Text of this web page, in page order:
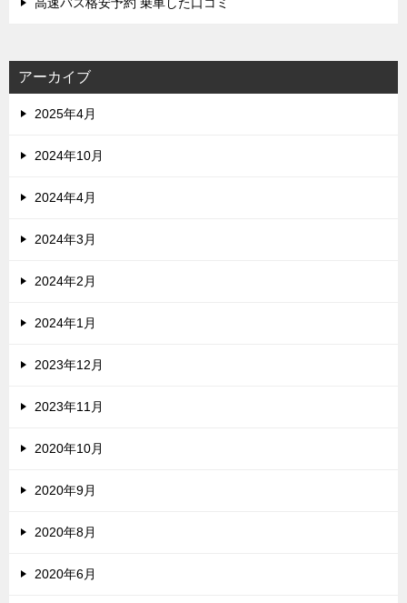
アーカイブ
2025年4月
2024年10月
2024年4月
2024年3月
2024年2月
2024年1月
2023年12月
2023年11月
2020年10月
2020年9月
2020年8月
2020年6月